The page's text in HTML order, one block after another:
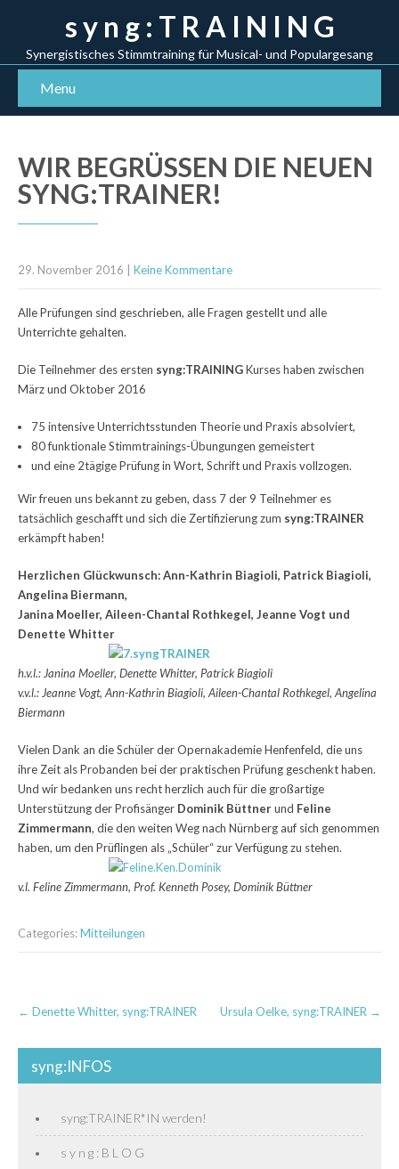
s y n g : T R A I N I N G
Synergistisches Stimmtraining für Musical- und Populargesang
Menu
WIR BEGRÜSSEN DIE NEUEN S
YNG:TRAINER!
29. November 2016 Keine Kommentare
Alle Prüfungen sind geschrieben, alle Fragen gestellt und alle
Unterrichte gehalten.
Die Teilnehmer des ersten syng:TRAININGKurses haben zwischen
März und Oktober 2016
75 intensive Unterrichtsstunden Theorie und Praxis absolviert,
80 funktionale Stimmtrainings-Übungungen gemeistert
und eine 2tägige Prüfung in Wort, Schrift und Praxis vollzogen.
Wir freuen uns bekannt zu geben, dass 7 der 9 Teilnehmer es
tatsächlich geschafft und sich die Zertifizierung zum syng:TRAINER
erkämpft haben!
Herzlichen Glückwunsch: Ann-Kathrin Biagioli, Patrick Biagioli,
Angelina Biermann,
Janina Moeller, Aileen-Chantal Rothkegel, Jeanne Vogt und
Denette Whitter
h.v.l.: Janina Moeller, Denette Whitter, Patrick Biagioli
v.v.l.: Jeanne Vogt, Ann-Kathrin Biagioli, Aileen-Chantal Rothkegel, Angelina
Biermann
Vielen Dank an die Schüler der Opernakademie Henfenfeld, die uns
ihre Zeit als Probanden bei der praktischen Prüfung geschenkt haben.
Und wir bedanken uns recht herzlich auch für die großartige
Unterstützung der Profisänger Dominik Büttnerund Feline
Zimmermann, die den weiten Weg nach Nürnberg auf sich genommen
haben, um den Prüflingen als „Schüler“ zur Verfügung zu stehen.
v.l. Feline Zimmermann, Prof. Kenneth Posey, Dominik Büttner
Categories:Mitteilungen
Post
navigation
← Denette Whitter, syng:TRAINER Ursula Oelke, syng:TRAINER →
syng:INFOS
syng:TRAINER*IN werden!
s y n g : B L O G